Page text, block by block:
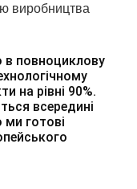
виробництва
в повноциклову
на рівні 90%.
всередині
ми готові